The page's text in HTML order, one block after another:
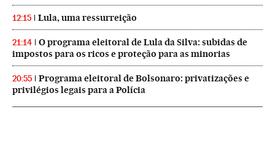
12:15 Lula, uma ressurreição
21:14
O programa eleitoral de Lula da Silva: subidas de
impostos para os ricos e proteção para as minorias
20:55
Programa eleitoral de Bolsonaro: privatizações e
privilégios legais para a Polícia